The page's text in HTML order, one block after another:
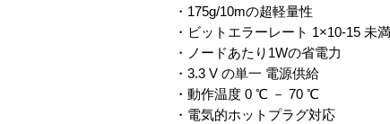
・175g/10mの超軽量性
・ビットエラーレート 1×10-15 未
・ノードあたり1Wの省電力
・3.3 V の単一 電源供給
・動作温度 0 ℃ － 70 ℃
・電気的ホットプラグ対応